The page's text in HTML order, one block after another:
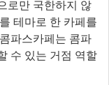
로만 국한하지 않
테마로 한 카페를
파스카페는 콤파
수 있는 거점 역할